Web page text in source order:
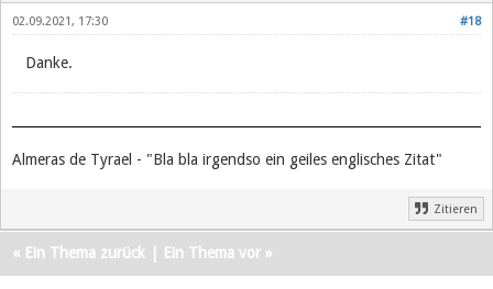
#18
02.09.2021, 17:30
Danke.
Almeras de Tyrael - "Bla bla irgendso ein geiles englisches Zitat"
Zitieren
« Ein Thema zurück Ein Thema vor »